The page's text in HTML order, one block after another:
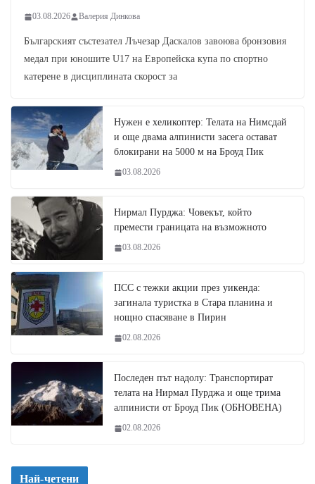
03.08.2026 Валерия Динкова
Българският състезател Лъчезар Даскалов завоюва бронзовия
медал при юношите U17 на Европейска купа по спортно
катерене в дисциплината скорост за
Нужен е хеликоптер: Телата на Нимсдай
и още двама алпинисти засега остават
блокирани на 5000 м на Броуд Пик
03.08.2026
Нирмал Пурджа: Човекът, който
премести границата на възможното
03.08.2026
ПСС с тежки акции през уикенда:
загинала туристка в Стара планина и
нощно спасяване в Пирин
02.08.2026
Последен път надолу: Транспортират
телата на Нирмал Пурджа и още трима
алпинисти от Броуд Пик (ОБНОВЕНА)
02.08.2026
Най-четени